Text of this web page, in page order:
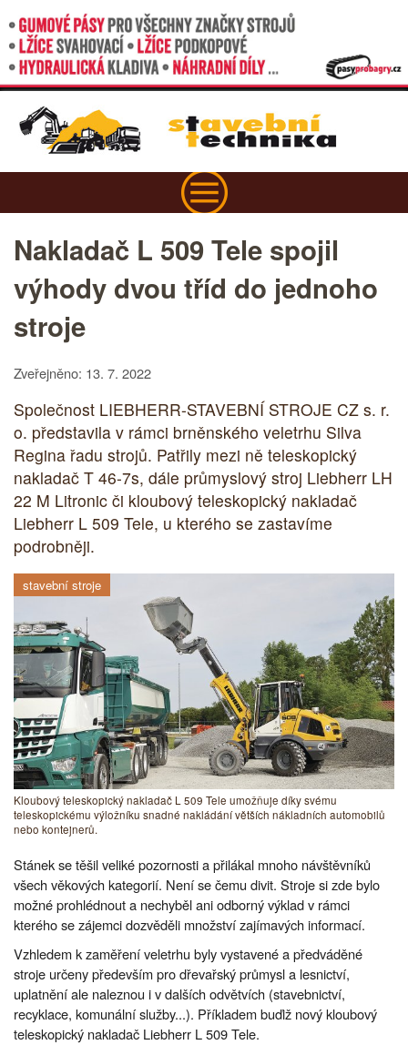
Nakladač L 509 Tele spojil
výhody dvou tříd do jednoho
stroje
Zveřejněno: 13. 7. 2022
Společnost LIEBHERR-STAVEBNÍ STROJE CZ s. r.
o. představila v rámci brněnského veletrhu Silva
Regina řadu strojů. Patřily mezi ně teleskopický
nakladač T 46-7s, dále průmyslový stroj Liebherr LH
22 M Litronic či kloubový teleskopický nakladač
Liebherr L 509 Tele, u kterého se zastavíme
podrobněji.
stavební stroje
Kloubový teleskopický nakladač L 509 Tele umožňuje díky svému
teleskopickému výložníku snadné nakládání větších nákladních automobilů
nebo kontejnerů.
Stánek se těšil veliké pozornosti a přilákal mnoho návštěvníků
všech věkových kategorií. Není se čemu divit. Stroje si zde bylo
možné prohlédnout a nechyběl ani odborný výklad v rámci
kterého se zájemci dozvěděli množství zajímavých informací.
Vzhledem k zaměření veletrhu byly vystavené a předváděné
stroje určeny především pro dřevařský průmysl a lesnictví,
uplatnění ale naleznou i v dalších odvětvích (stavebnictví,
recyklace, komunální služby...). Příkladem buďiž nový kloubový
teleskopický nakladač Liebherr L 509 Tele.